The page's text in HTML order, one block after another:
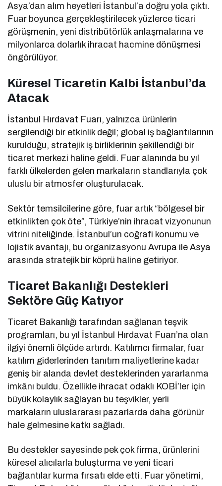
Asya’dan alım heyetleri İstanbul’a doğru yola çıktı.
Fuar boyunca gerçekleştirilecek yüzlerce ticari
görüşmenin, yeni distribütörlük anlaşmalarına ve
milyonlarca dolarlık ihracat hacmine dönüşmesi
öngörülüyor.
Küresel Ticaretin Kalbi İstanbul’da
Atacak
İstanbul Hırdavat Fuarı, yalnızca ürünlerin
sergilendiği bir etkinlik değil; global iş bağlantılarının
kurulduğu, stratejik iş birliklerinin şekillendiği bir
ticaret merkezi haline geldi. Fuar alanında bu yıl
farklı ülkelerden gelen markaların standlarıyla çok
uluslu bir atmosfer oluşturulacak.
Sektör temsilcilerine göre, fuar artık “bölgesel bir
etkinlikten çok öte”, Türkiye’nin ihracat vizyonunun
vitrini niteliğinde. İstanbul’un coğrafi konumu ve
lojistik avantajı, bu organizasyonu Avrupa ile Asya
arasında stratejik bir köprü haline getiriyor.
Ticaret Bakanlığı Destekleri
Sektöre Güç Katıyor
Ticaret Bakanlığı tarafından sağlanan teşvik
programları, bu yıl İstanbul Hırdavat Fuarı’na olan
ilgiyi önemli ölçüde artırdı. Katılımcı firmalar, fuar
katılım giderlerinden tanıtım maliyetlerine kadar
geniş bir alanda devlet desteklerinden yararlanma
imkânı buldu. Özellikle ihracat odaklı KOBİ’ler için
büyük kolaylık sağlayan bu teşvikler, yerli
markaların uluslararası pazarlarda daha görünür
hale gelmesine katkı sağladı.
Bu destekler sayesinde pek çok firma, ürünlerini
küresel alıcılarla buluşturma ve yeni ticari
bağlantılar kurma fırsatı elde etti. Fuar yönetimi,